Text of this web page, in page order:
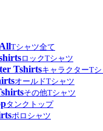
Tシャツ全て
ロックTシャツ
TshirtsキャラクターT
オールドTシャツ
その他Tシャツ
タンクトップ
ポロシャツ